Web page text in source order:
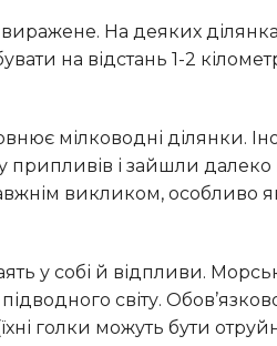
на відстань 1-2
припливів і зайшли далеко
викликом, особливо
світу.
голки можуть бути